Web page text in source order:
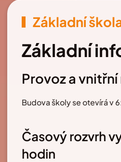
Základní
Základní
Provoz a
Budova školy se otevírá v
Časový rozvrh
hodin